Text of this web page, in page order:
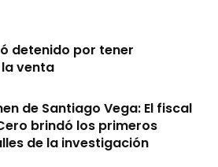
detenido por tener
venta
de Santiago Vega: El fiscal
brindó los primeros
de la investigación